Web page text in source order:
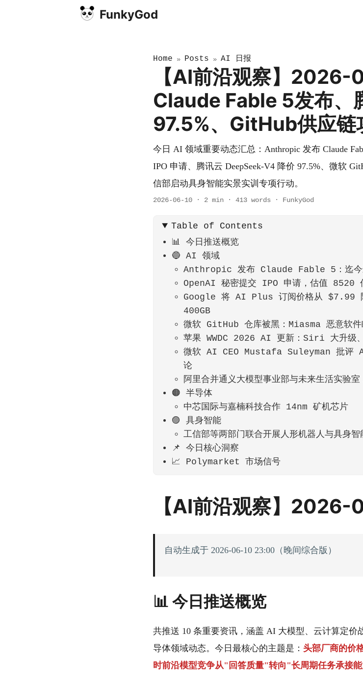
FunkyGod
Home » Posts » AI 日报
【AI前沿观察】2026-
Claude Fable 5发布、
97.5%、GitHub供应链
今日 AI 领域重要动态汇总：Anthropic 发布 Claude
IPO 申请、腾讯云 DeepSeek-V4 降价 97.5%、微软
信部启动具身智能实景实训专项行动。
2026-06-10 · 2 min · 413 words · FunkyGod
Table of Contents
📊 今日推送概览
🔵 AI 领域
Anthropic 发布 Claude Fable 5：迄今
OpenAI 秘密提交 IPO 申请，估值 8520
Google 将 AI Plus 订阅价格从 $7.99
400GB
微软 GitHub 仓库被黑：Miasma 恶意软
苹果 WWDC 2026 AI 更新：Siri 大升级、
微软 AI CEO Mustafa Suleyman 批
论
阿里合并通义大模型事业部与未来生活实验
🟠 半导体
中芯国际与嘉楠科技合作 14nm 矿机芯片
🟣 具身智能
工信部等两部门联合开展人形机器人与具身
📌 今日核心洞察
📈 Polymarket 市场信号
【AI前沿观察】
自动生成于 2026-06-10 23:00（晚间综合版）
📊 今日推送概览
共推送 10 条重要资讯，涵盖 AI 大模型、云计算定价
导体领域动态。今日最核心的主题是： 头部厂商的价
时前沿模型竞争从"回答质量"转向"长周期任务承接